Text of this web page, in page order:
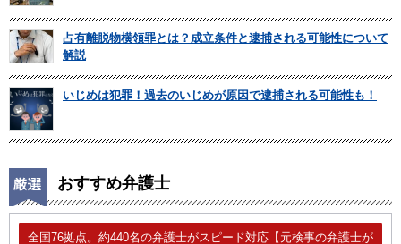
占有離脱物横領罪とは？成立条件と逮捕される可能性について
解説
いじめは犯罪！過去のいじめが原因で逮捕される可能性も！
おすすめ弁護士
全国76拠点。約440名の弁護士がスピード対応【元検事の弁護士が